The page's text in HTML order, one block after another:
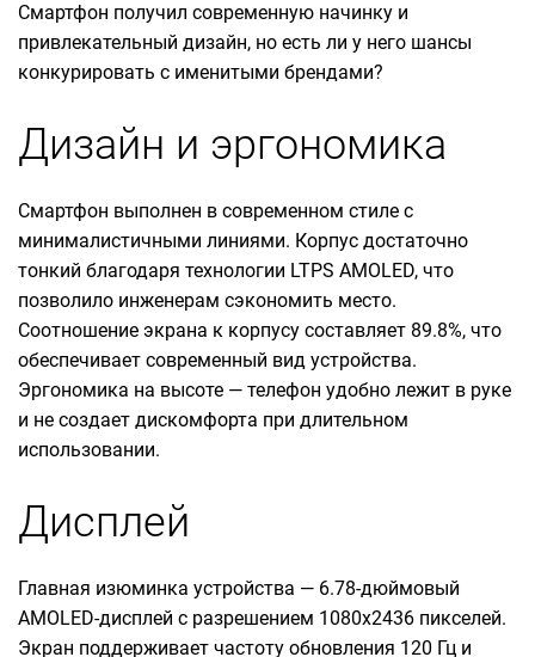
Смартфон получил современную начинку и
привлекательный дизайн, но есть ли у него шансы
конкурировать с именитыми брендами?
Дизайн и эргономика
Смартфон выполнен в современном стиле с
минималистичными линиями. Корпус достаточно
тонкий благодаря технологии LTPS AMOLED, что
позволило инженерам сэкономить место.
Соотношение экрана к корпусу составляет 89.8%, что
обеспечивает современный вид устройства.
Эргономика на высоте — телефон удобно лежит в руке
и не создает дискомфорта при длительном
использовании.
Дисплей
Главная изюминка устройства — 6.78-дюймовый
AMOLED-дисплей с разрешением 1080x2436 пикселей.
Экран поддерживает частоту обновления 120 Гц и